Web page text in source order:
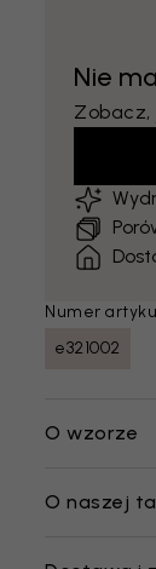
Nie
Zobacz,
Numer
e321002
O wzorze
O naszej